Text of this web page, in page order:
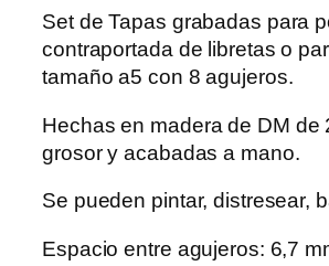
Set de Tapas grabadas para
contraportada de libretas o
tamaño a5 con 8 agujeros.
Hechas en madera de DM de
grosor y acabadas a mano.
Se pueden pintar, distresear,
Espacio entre agujeros: 6,7